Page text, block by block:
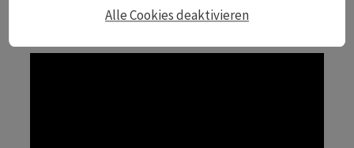
Alle Cookies deaktivieren